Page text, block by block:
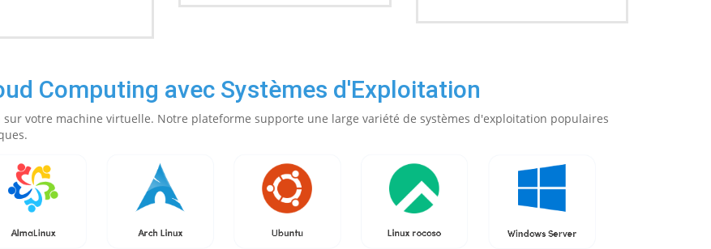
Computing avec Systèmes d'Exploitation
votre machine virtuelle. Notre plateforme supporte une large variété de systèmes d'exploitation populaires